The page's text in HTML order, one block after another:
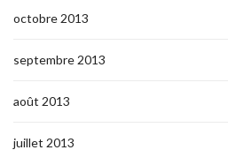
octobre 2013
septembre 2013
août 2013
juillet 2013